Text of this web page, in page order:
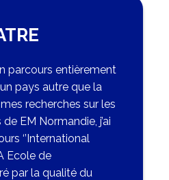
parcours entièrement
pays autre que la
recherches sur les
EM Normandie, j’ai
‘’International
Ecole de
par la qualité du